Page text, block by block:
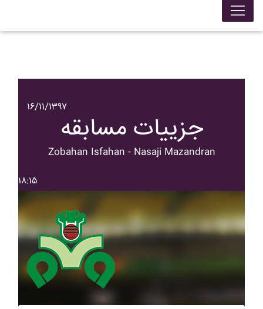
۱۶/۱۱/۱۳۹۷
جزییات مسابقه
Zobahan Isfahan - Nasaji Mazandran
۱۸:۱۵